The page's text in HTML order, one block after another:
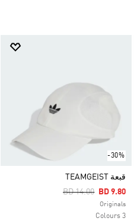
-30%
قبعة TEAMGEIST
Price Reduced From
BD 14.00ToBD 9.80
Originals
3 Colours